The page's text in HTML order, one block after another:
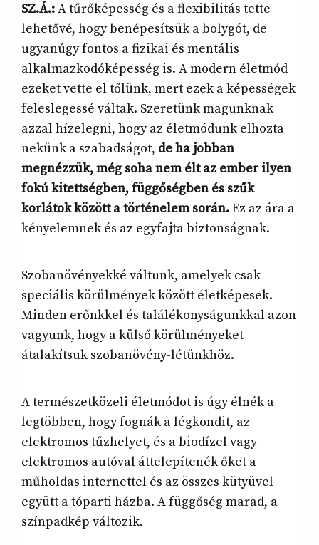
SZ.Á.:A tűrőképesség és a flexibilitás tette
lehetővé, hogy benépesítsük a bolygót, de
ugyanúgy fontos a fizikai és mentális
alkalmazkodóképesség is. A modern életmód
ezeket vette el tőlünk, mert ezek a képességek
feleslegessé váltak. Szeretünk magunknak
azzal hízelegni, hogy az életmódunk elhozta
nekünk a szabadságot, de ha jobban
megnézzük, még soha nem élt az ember ilyen
fokú kitettségben, függőségben és szűk
korlátok között a történelem során.Ez az ára a
kényelemnek és az egyfajta biztonságnak.
Szobanövényekké váltunk, amelyek csak
speciális körülmények között életképesek.
Minden erőnkkel és találékonyságunkkal azon
vagyunk, hogy a külső körülményeket
átalakítsuk szobanövény-létünkhöz.
A természetközeli életmódot is úgy élnék a
legtöbben, hogy fognák a légkondit, az
elektromos tűzhelyet, és a biodízel vagy
elektromos autóval áttelepítenék őket a
műholdas internettel és az összes kütyüvel
együtt a tóparti házba. A függőség marad, a
színpadkép változik.